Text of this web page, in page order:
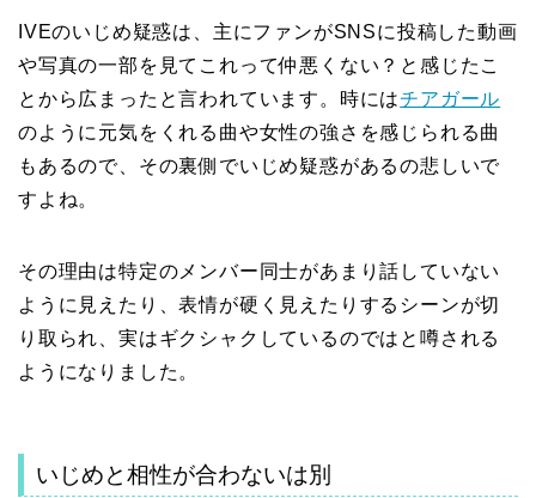
IVEのいじめ疑惑は、主にファンがSNSに投稿した動画
や写真の一部を見てこれって仲悪くない？と感じたこ
とから広まったと言われています。時にはチアガール
のように元気をくれる曲や女性の強さを感じられる曲
もあるので、その裏側でいじめ疑惑があるの悲しいで
すよね。
その理由は特定のメンバー同士があまり話していない
ように見えたり、表情が硬く見えたりするシーンが切
り取られ、実はギクシャクしているのではと噂される
ようになりました。
いじめと相性が合わないは別